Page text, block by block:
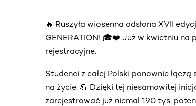
🔥 Ruszyła wiosenna odsłona XVII
GENERATION! 🎓❤️ Już w kwietniu na
rejestracyjne.
Studenci z całej Polski ponownie
na życie. 💪 Dzięki tej niesamowitej
zarejestrować już niemal 190 tys.